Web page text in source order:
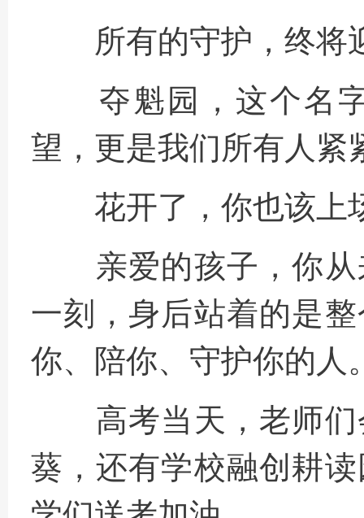
所有的守护，终将
夺魁园，这个名
望，更是我们所有人紧
花开了，你也该上
亲爱的孩子，你
一刻，身后站着的是
你、陪你、守护你的人
高考当天，老师
葵，还有学校融创耕